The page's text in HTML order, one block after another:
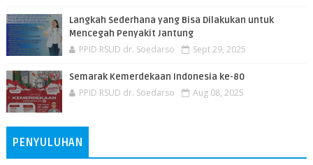
Langkah Sederhana yang Bisa Dilakukan untuk
Mencegah Penyakit Jantung
PPID RSUD dr. Soedarso Sept 29, 2025
Semarak Kemerdekaan Indonesia ke-80
PPID RSUD dr. Soedarso Aug 08, 2025
PENYULUHAN